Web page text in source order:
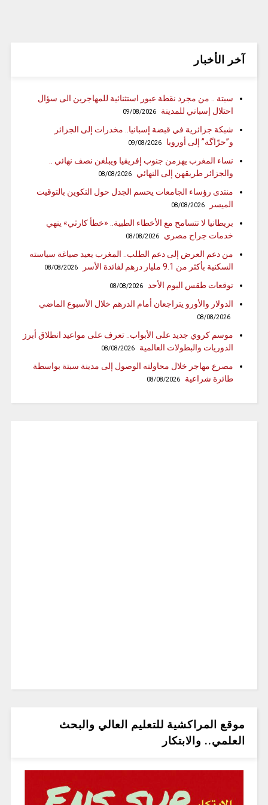
آخر الأخبار
سبتة .. من مجرد نقطة عبور استثنائية للمهاجرين الى سؤال
احتلال إسباني للمدينة
09/08/2026
شبكة جزائرية في قبضة إسبانيا.. مخدرات إلى الجزائر
و”حرّاگة” إلى أوروبا
09/08/2026
نساء المغرب يهزمن جنوب إفريقيا ويبلغن نصف نهائي ..
والجزائر طريقهن إلى النهائي
08/08/2026
منتدى رؤساء الجامعات يحسم الجدل حول التكوين بالتوقيت
الميسر
08/08/2026
بريطانيا لا تتسامح مع الأخطاء الطبية.. «خطأ كارثي» ينهي
خدمات جراح مصري
08/08/2026
من دعم العرض إلى دعم الطلب.. المغرب يعيد صياغة سياسته
السكنية بأكثر من 9.1 مليار درهم لفائدة الأسر
08/08/2026
توقعات طقس اليوم الأحد 08/08/2026
الدولار والأورو يتراجعان أمام الدرهم خلال الأسبوع الماضي
08/08/2026
موسم كروي جديد على الأبواب.. تعرف على مواعيد انطلاق أبرز
الدوريات والبطولات العالمية
08/08/2026
مصرع مهاجر خلال محاولته الوصول إلى مدينة سبتة بواسطة
طائرة شراعية
08/08/2026
موقع المراكشية للتعليم العالي والبحث
العلمي.. والابتكار